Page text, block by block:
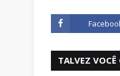
TALVEZ VOCÊ